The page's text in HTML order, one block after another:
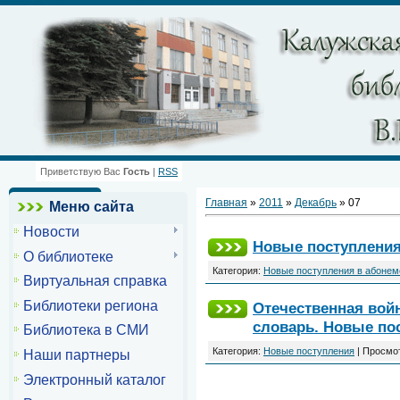
Приветствую Вас Гость | RSS
Меню сайта
Новости
О библиотеке
Виртуальная справка
Библиотеки региона
Библиотека в СМИ
Наши партнеры
Электронный каталог
Главная » 2011 » Декабрь » 07
Новые
Категория: Новые поступления в
Отечественная
словарь. Новые
Категория: Новые поступления |